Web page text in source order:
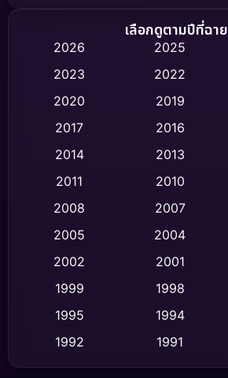
Biography ชีวิตจริง
Classic หนังคลาสสิก
Comedy ตลก
Crime อาชญากรรม
Cult Film
Dance เต้น
Detective สืบสวน
เลือกดูตามปีที่ฉาย
2026 2025
2023
2022
2020
2019
2017
2016
2014
2013
2011
2010
2008
2007
2005
2004
2002
2001
1999
1998
1995
1994
1992
1991
1989
1988